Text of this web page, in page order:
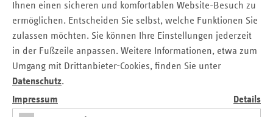
Ihnen einen sicheren und komfortablen Website-Besuch zu
ermöglichen. Entscheiden Sie selbst, welche Funktionen Sie
zulassen möchten. Sie können Ihre Einstellungen jederzeit
in der Fußzeile anpassen. Weitere Informationen, etwa zum
Umgang mit Drittanbieter-Cookies, finden Sie unter
Datenschutz.
Impressum
Details
Anl1_7_Anh2_DA-
GKVSPV_MDK_MiMa_V1_1_B2_20171221
Stand: 21.12.2017
Anlage 1.7 Anhang 3 - Hinweise zum XML-
Schema